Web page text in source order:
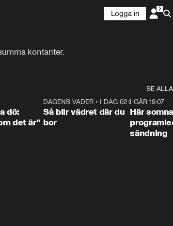
Logga in
kontanter.
SE ALLA
dö:
det är”
1:06
DAGENS VÄDER • I DAG 02:30
Så blir vädret där du
bor
I GÅR 19:07
Här
sändning